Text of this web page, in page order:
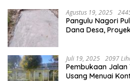
Agustus 19, 2025
Pangulu Nagori
Dana Desa,
Juli 19, 2025 2097
Pembukaan Jalan
Usang Menuai